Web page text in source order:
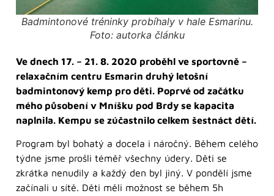
Badmintonové tréninky probíhaly v hale Esmarinu.
Foto: autorka článku
Ve dnech 17. – 21. 8. 2020 proběhl ve sportovně –
relaxačním centru Esmarin druhý letošní
badmintonový kemp pro děti. Poprvé od začátku
mého působení v Mníšku pod Brdy se kapacita
naplnila. Kempu se zúčastnilo celkem šestnáct dětí.
Program byl bohatý a docela i náročný. Během celého
týdne jsme prošli téměř všechny údery. Děti se
zkrátka nenudily a každý den byl jiný. V pondělí jsme
začínali u sítě. Děti měli možnost se během 5h